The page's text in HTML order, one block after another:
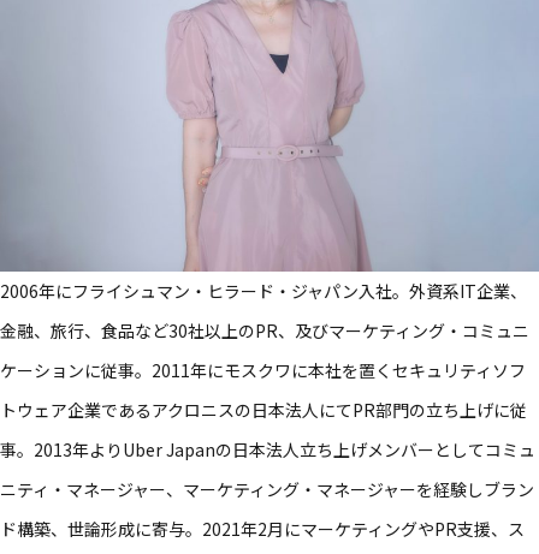
2006年にフライシュマン・ヒラード・ジャパン入社。外資系IT企業、
金融、旅行、食品など30社以上のPR、及びマーケティング・コミュニ
ケーションに従事。2011年にモスクワに本社を置くセキュリティソフ
トウェア企業であるアクロニスの日本法人にてPR部門の立ち上げに従
事。2013年よりUber Japanの日本法人立ち上げメンバーとしてコミュ
ニティ・マネージャー、マーケティング・マネージャーを経験しブラン
ド構築、世論形成に寄与。2021年2月にマーケティングやPR支援、ス